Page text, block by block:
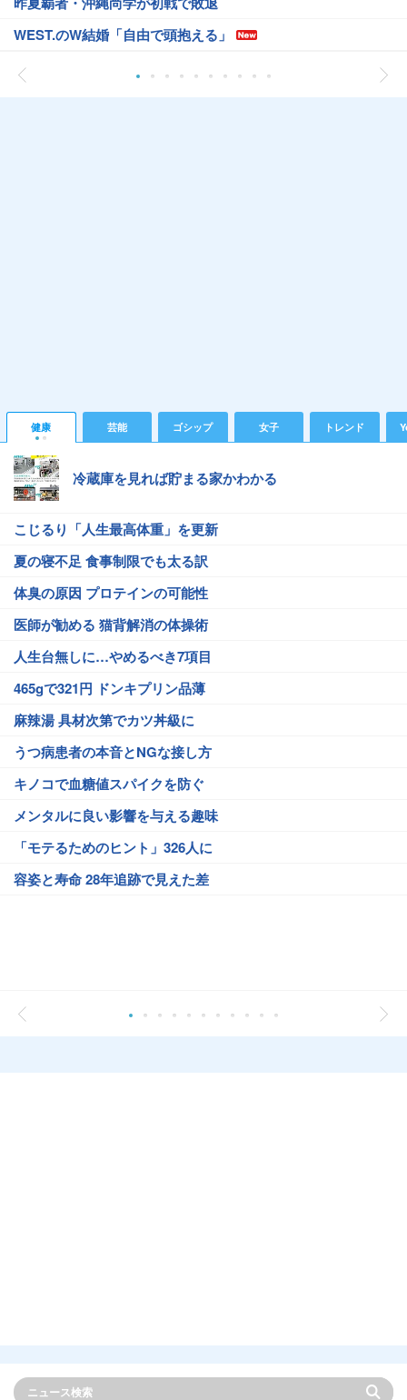
WEST.のW結婚「自由で頭抱える」
健康 芸能 ゴシップ 女子 トレンド
冷蔵庫を見れば貯まる家かわかる
こじるり「人生最高体重」を更新
夏の寝不足 食事制限でも太る訳
体臭の原因 プロテインの可能性
医師が勧める 猫背解消の体操術
人生台無しに…やめるべき7項目
465gで321円 ドンキプリン品薄
麻辣湯 具材次第でカツ丼級に
うつ病患者の本音とNGな接し方
キノコで血糖値スパイクを防ぐ
メンタルに良い影響を与える趣味
「モテるためのヒント」326人に
容姿と寿命 28年追跡で見えた差